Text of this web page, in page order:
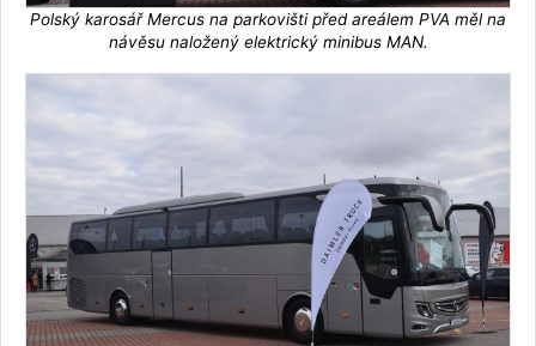
Polský karosář Mercus na parkovišti před areálem PVA měl na
návěsu naložený elektrický minibus MAN.